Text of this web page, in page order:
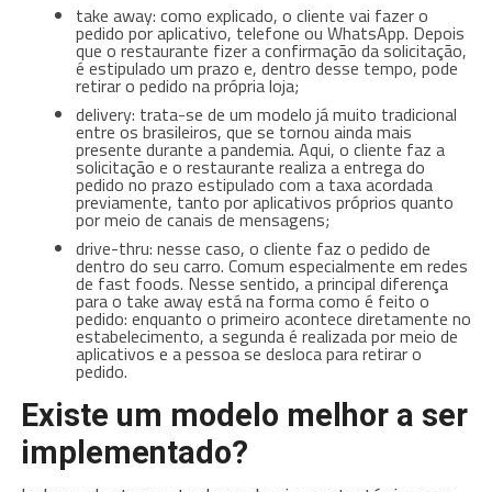
take away: como explicado, o cliente vai fazer o
pedido por aplicativo, telefone ou WhatsApp. Depois
que o restaurante fizer a confirmação da solicitação,
é estipulado um prazo e, dentro desse tempo, pode
retirar o pedido na própria loja;
delivery: trata-se de um modelo já muito tradicional
entre os brasileiros, que se tornou ainda mais
presente durante a pandemia. Aqui, o cliente faz a
solicitação e o restaurante realiza a entrega do
pedido no prazo estipulado com a taxa acordada
previamente, tanto por aplicativos próprios quanto
por meio de canais de mensagens;
drive-thru: nesse caso, o cliente faz o pedido de
dentro do seu carro. Comum especialmente em redes
de fast foods. Nesse sentido, a principal diferença
para o take away está na forma como é feito o
pedido: enquanto o primeiro acontece diretamente no
estabelecimento, a segunda é realizada por meio de
aplicativos e a pessoa se desloca para retirar o
pedido.
Existe um modelo melhor a ser
implementado?